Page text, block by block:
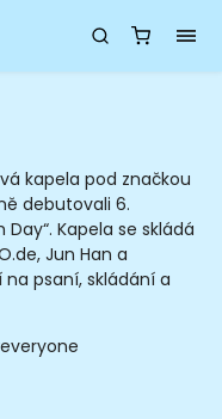
kapela pod značkou
debutovali 6.
Kapela se skládá
Jun Han a
psaní, skládání a